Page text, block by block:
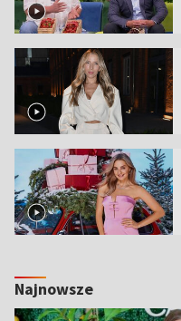
Najnowsze